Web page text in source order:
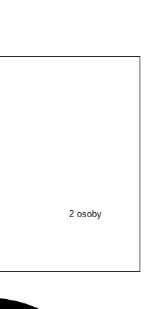
2 osoby